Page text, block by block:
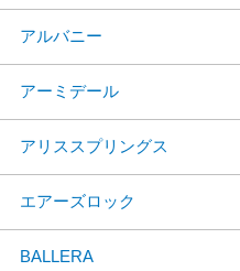
アルバニー
アーミデール
アリススプリングス
エアーズロック
BALLERA